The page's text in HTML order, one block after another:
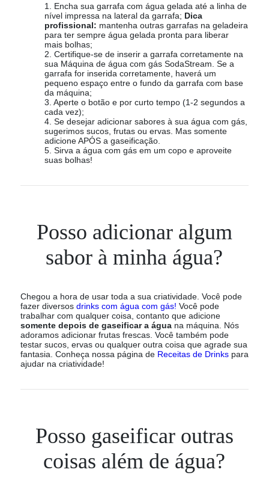
1. Encha sua garrafa com água gelada até a linha de
nível impressa na lateral da garrafa; Dica
profissional: mantenha outras garrafas na geladeira
para ter sempre água gelada pronta para liberar
mais bolhas;
2. Certifique-se de inserir a garrafa corretamente na
sua Máquina de água com gás SodaStream. Se a
garrafa for inserida corretamente, haverá um
pequeno espaço entre o fundo da garrafa com base
da máquina;
3. Aperte o botão e por curto tempo (1-2 segundos a
cada vez);
4. Se desejar adicionar sabores à sua água com gás,
sugerimos sucos, frutas ou ervas. Mas somente
adicione APÓS a gaseificação.
5. Sirva a água com gás em um copo e aproveite
suas bolhas!
Posso adicionar algum
sabor à minha água?
Chegou a hora de usar toda a sua criatividade. Você pode
fazer diversos drinks com água com gás! Você pode
trabalhar com qualquer coisa, contanto que adicione
somente depois de gaseificar a águana máquina. Nós
adoramos adicionar frutas frescas. Você também pode
testar sucos, ervas ou qualquer outra coisa que agrade sua
fantasia. Conheça nossa página de Receitas de Drinkspara
ajudar na criatividade!
Posso gaseificar outras
coisas além de água?